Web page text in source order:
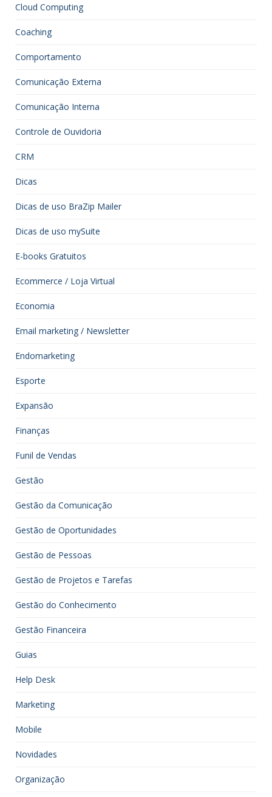
Cloud Computing
Coaching
Comportamento
Comunicação Externa
Comunicação Interna
Controle de Ouvidoria
CRM
Dicas
Dicas de uso BraZip Mailer
Dicas de uso mySuite
E-books Gratuitos
Ecommerce / Loja Virtual
Economia
Email marketing / Newsletter
Endomarketing
Esporte
Expansão
Finanças
Funil de Vendas
Gestão
Gestão da Comunicação
Gestão de Oportunidades
Gestão de Pessoas
Gestão de Projetos e Tarefas
Gestão do Conhecimento
Gestão Financeira
Guias
Help Desk
Marketing
Mobile
Novidades
Organização